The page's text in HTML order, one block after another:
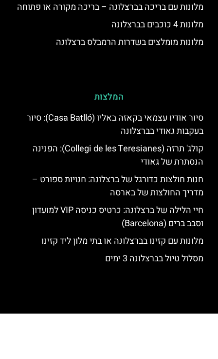
מלונות עם בריכה בברצלונה – בריכה מקורה או פתוחה
מלונות 4 כוכבים בברצלונה
מלונות מומלצים בשדרות הרמבלס ברצלונה
המלצות
סיור אודיו עצמאי בקאזה באליו (Casa Batlló): סיור
בעקבות גאודי בברצלונה
קולג' תרזה (Collegi de les Teresianes): הפנינה
הנסתרת של גאודי
חנות חולצות כדורגל של ברצלונה: חנויות ספורט –
מדריך החולצות של בארסה
חיי הלילה של ברצלונה: כרטיס כניסה VIP למועדון
וסבב ברים (Barcelona)
מלונות עם קזינו בברצלונה או בתי מלון ליד קזינו
מסלול טיול בברצלונה 3 ימים